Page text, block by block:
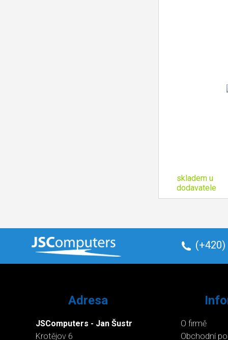
skladem u
dodavatele
(+420)
Adresa
JSComputers - Jan Šustr
Krotějov 6
O firmě
Obchodní